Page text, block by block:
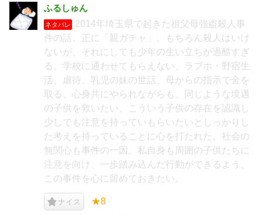
ふるしゅん
ネタバレ
2014年埼玉県で起きた祖父母強盗殺人事
件の話。正に「親ガチャ」。もちろん殺人はいけ
ないが、それにしても少年の生い立ちが過酷すぎ
る。学校に通わせてもらえない、ラブホ・野宿生
活、虐待、乳児の妹の世話、母からの指示で金を
取る。心身共にやられながらも、同じような境遇
の子供を救いたい、こういう子供の存在を認識し
少しでも注意を持っていもらいたいとしっかりし
た考えを持っていることに心を打たれた。社会の
無関心も事件の一因。私自身も周囲の子供たちに
注意を向け、一歩踏み込んだ行動ができるよう、
この事件を心に留めておきたい。
ナイス ★8